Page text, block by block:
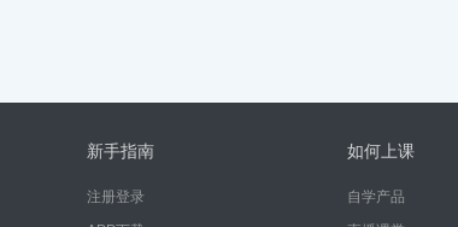
新手指南
注册登录
如何上课
自学产品